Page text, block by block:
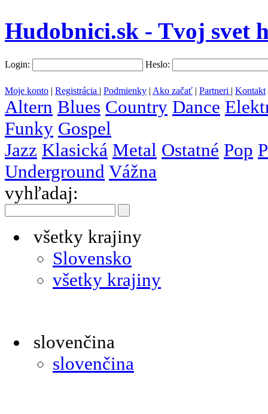
Hudobnici.sk - Tvoj svet
Login: Heslo:
Moje konto | Registrácia | Podmienky | Ako začať | Partneri | Kontakt
Altern Blues Country Dance
Funky Gospel
Jazz Klasická Metal Ostatné Pop
Underground Vážna
vyhľadaj:
všetky krajiny
Slovensko
všetky krajiny
slovenčina
slovenčina